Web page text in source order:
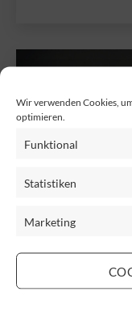
Wir verwenden Cookies,
optimieren.
Funktional
Statistiken
Marketing